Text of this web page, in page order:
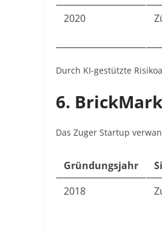
2020
Durch KI-gestützte
6.
Das Zuger Startup
Gründungsjahr
2018